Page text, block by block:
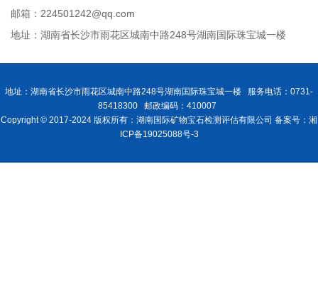
邮箱：224501242@qq.com
地址：湖南省长沙市雨花区城南中路248号湖南国际珠宝城一楼
地址：湖南省长沙市雨花区城南中路248号湖南国际珠宝城一楼 服务电话：0731-
85418300 邮政编码：410007
Copyright © 2017-2024 版权所有：湖南国际矿物宝石检测评估有限公司 备案号：湘
ICP备19025088号-3